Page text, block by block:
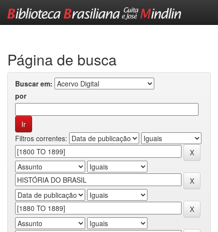
Página de busca
Buscar em:
por
Filtros correntes: